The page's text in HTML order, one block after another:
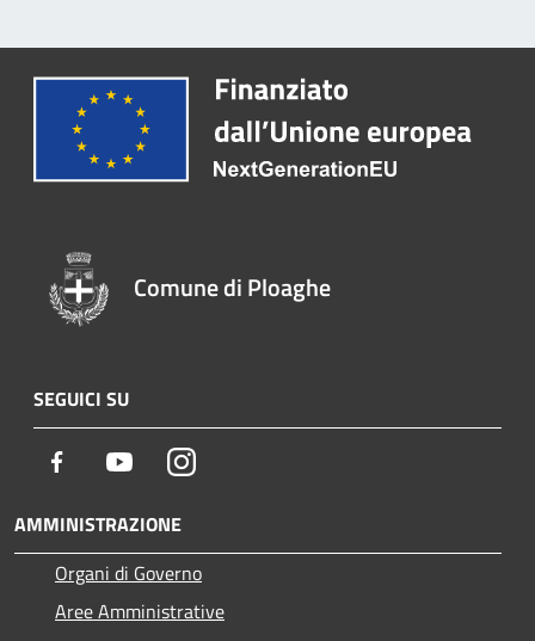
Comune di Ploaghe
SEGUICI SU
Facebook YoutubeInstagram
AMMINISTRAZIONE
Organi di Governo
Aree Amministrative